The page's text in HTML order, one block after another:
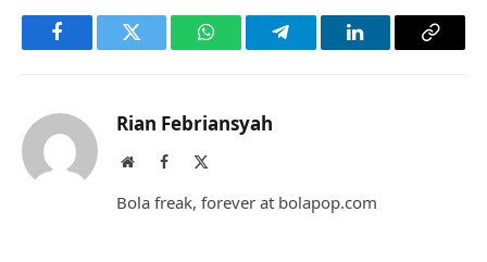
FacebookTwitter WhatsAppTelegramLinkedInCopy
Rian Febriansyah
WebsiteFacebook
Bola freak, forever at bolapop.com